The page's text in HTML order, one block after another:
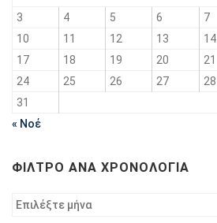
3
4 5 6 7
10
11 12 13 14
17
18 19 20 21
24
25 26 27 28
31
« Νοέ
ΦΊΛΤΡΟ ΑΝΆ ΧΡΟΝΟΛΟΓΊΑ
Φίλτρο